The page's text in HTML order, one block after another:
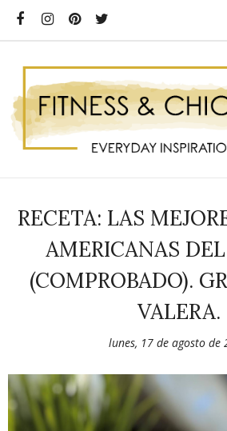
RECETA: LAS
AMERICANAS
(COMPROBADO).
VALERA.
lunes, 17 de agosto de